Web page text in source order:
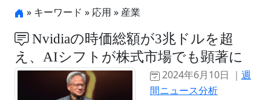
» キーワード » 応用 » 産業
Nvidiaの時価総額が3兆ドルを超
え、AIシフトが株式市場でも顕著に
2024年6月10日 ｜ 週
間ニュース分析